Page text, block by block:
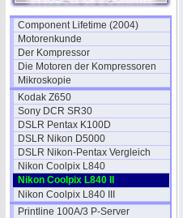
Component Lifetime (2004)
Motorenkunde
Der Kompressor
Die Motoren der Kompressoren
Mikroskopie
Kodak Z650
Sony DCR SR30
DSLR Pentax K100D
DSLR Nikon D5000
DSLR Nikon-Pentax Vergleich
Nikon Coolpix L840
Nikon Coolpix L840 II
Nikon Coolpix L840 III
Printline 100A/3 P-Server